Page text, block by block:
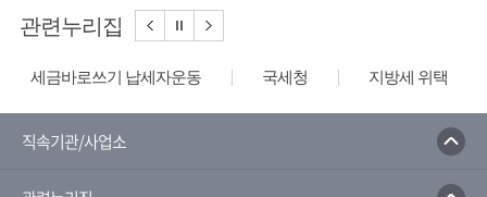
관련누리집
세금바로쓰기 납세자운동 국세청 지방세 위택스
직속기관/사업소